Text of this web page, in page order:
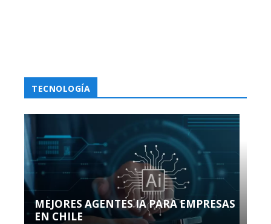
TECNOLOGÍA
MEJORES AGENTES IA PARA EMPRESAS
EN CHILE